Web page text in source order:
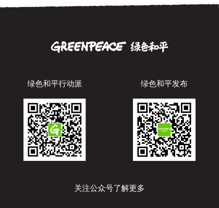
绿色和平行动派 绿色和平发布
关注公众号了解更多